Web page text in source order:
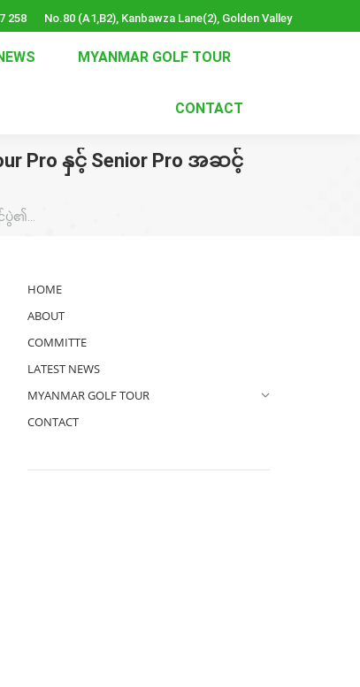
258 No.80 (A1,B2), Kanbawza Lane(2), Golden Valley
MYANMAR GOLF TOUR
CONTACT
Pro နှင့် Senior Pro အဆင့်
ပွဲ၏…
HOME
ABOUT
COMMITTE
LATEST NEWS
MYANMAR GOLF TOUR
CONTACT